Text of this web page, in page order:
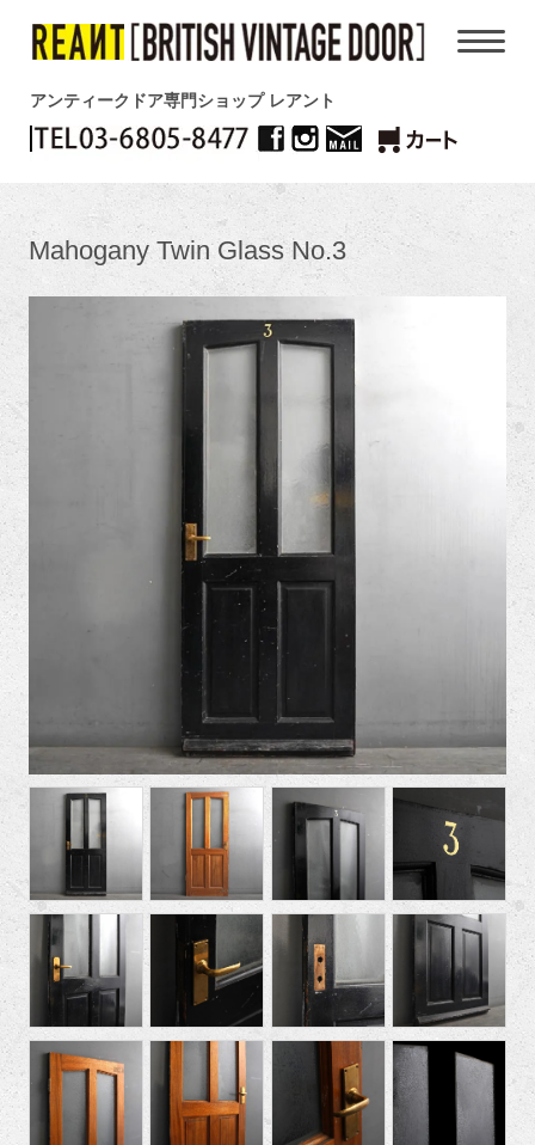
アンティークドア専門ショップ レアント
Mahogany Twin Glass No.3